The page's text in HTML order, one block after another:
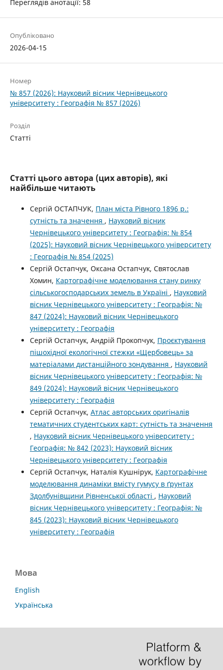
Переглядів анотації: 58
Опубліковано
2026-04-15
Номер
№ 857 (2026): Науковий вісник Чернівецького
університету : Географія № 857 (2026)
Розділ
Статті
Статті цього автора (цих авторів), які
найбільше читають
Сергій ОСТАПЧУК, План міста Рівного 1896 р.:
сутність та значення , Науковий вісник
Чернівецького університету : Географія: № 854
(2025): Науковий вісник Чернівецького університету
: Географія № 854 (2025)
Сергій Остапчук, Оксана Остапчук, Святослав
Хомин, Картографічне моделювання стану ринку
сільськогосподарських земель в Україні , Науковий
вісник Чернівецького університету : Географія: №
847 (2024): Науковий вісник Чернівецького
університету : Географія
Сергій Остапчук, Андрій Прокопчук, Проєктування
пішохідної екологічної стежки «Щербовець» за
матеріалами дистанційного зондування , Науковий
вісник Чернівецького університету : Географія: №
849 (2024): Науковий вісник Чернівецького
університету : Географія
Сергій Остапчук, Атлас авторських оригіналів
тематичних студентських карт: сутність та значення
, Науковий вісник Чернівецького університету :
Географія: № 842 (2023): Науковий вісник
Чернівецького університету : Географія
Сергій Остапчук, Наталія Кушнірук, Картографічне
моделювання динаміки вмісту гумусу в ґрунтах
Здолбунівщини Рівненської області , Науковий
вісник Чернівецького університету : Географія: №
845 (2023): Науковий вісник Чернівецького
університету : Географія
Мова
English
Українська